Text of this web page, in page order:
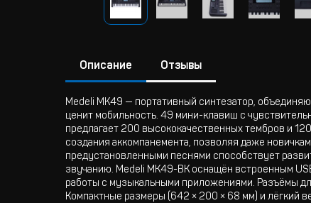
Описание Отзывы
Medeli MK49 — портативный синтезатор,
ценит мобильность. 49 мини-клавиш с
предлагает 200 высококачественных тембров и
создания аккомпанемента, позволяя даже
предустановленными песнями способствует
звучанию. Medeli MK49-BK оснащён встроенным
работы с музыкальными приложениями. Разъёмы
Компактные размеры (642 × 200 × 68 мм) и лёгкий